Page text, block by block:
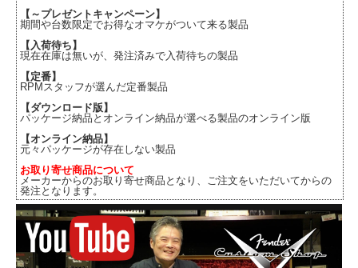
【～プレゼントキャンペーン】
期間や台数限定でお得なオマケがついて来る製品
【入荷待ち】
現在在庫は無いが、発注済みで入荷待ちの製品
【定番】
RPMスタッフが選んだ定番製品
【ダウンロード版】
パッケージ納品とオンライン納品が選べる製品のオンライン版
【オンライン納品】
元々パッケージが存在しない製品
お取り寄せ商品について
メーカーからのお取り寄せ商品となり、ご注文をいただいてからの
発注となります。